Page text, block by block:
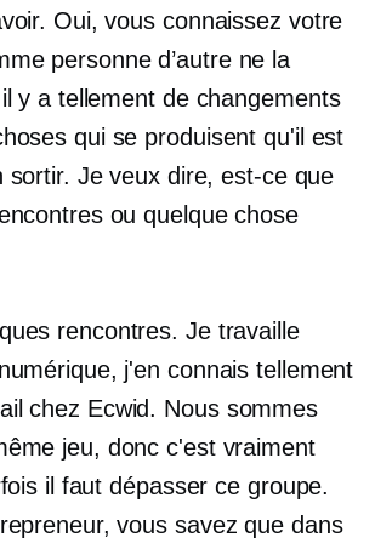
Oui, vous connaissez votre
personne d’autre ne la
y a tellement de changements
qui se produisent qu'il est
sortir. Je veux dire, est-ce que
ou quelque chose
rencontres. Je travaille
j'en connais tellement
chez Ecwid. Nous sommes
jeu, donc c'est vraiment
il faut dépasser ce groupe.
vous savez que dans